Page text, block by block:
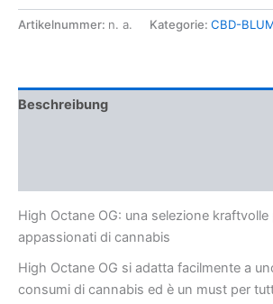
Menge
Artikelnummer: n. a. Kategorie: CBD-
Beschreibung
High Octane OG: una selezione kraftvolle
appassionati di cannabis
High Octane OG si adatta facilmente a
consumi di cannabis ed è un must per